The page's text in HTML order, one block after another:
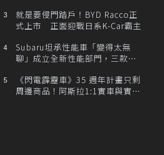
就是要侵門踏戶！BYD Racco正
式上市 正面迎戰日系K-Car霸主
Subaru坦承性能車「變得太無
聊」成立全新性能部門，三款手
《閃電霹靂車》35 週年計畫只剩
周邊商品！阿斯拉1:1實車與實體